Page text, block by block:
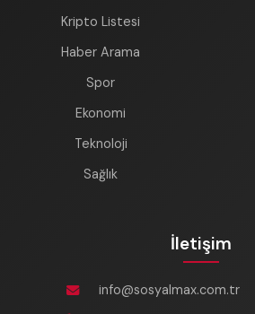
Kripto Listesi
Haber Arama
Spor
Ekonomi
Teknoloji
Sağlık
İletişim
info@sosyalmax.com.tr